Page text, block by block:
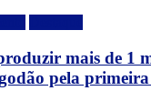
mais de 1
pela